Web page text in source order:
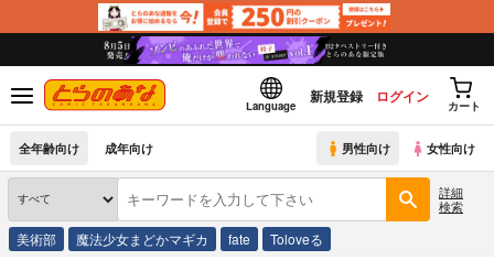
Language
新規登録 ログイン
カート
全年齢向け 成年向け 男性向け 女性向け
詳細
検索
美術部 魔法少女まどかマギカ fate Toloveる